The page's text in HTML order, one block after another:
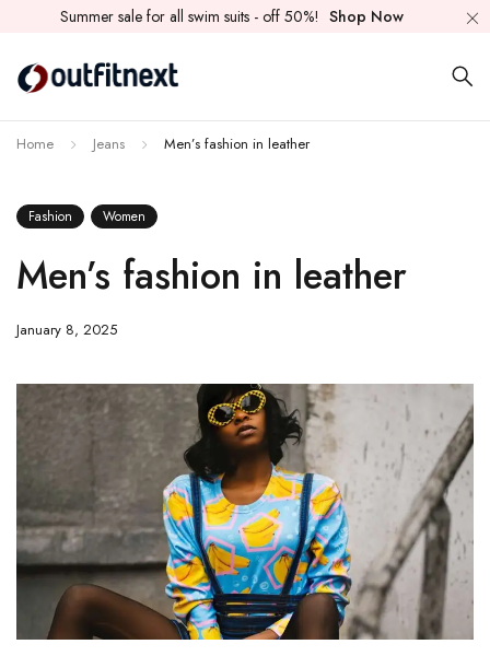
Summer sale for all swim suits - off 50%! Shop Now
Home Jeans Men’s fashion in leather
Fashion Women
Men’s fashion in leather
January 8, 2025